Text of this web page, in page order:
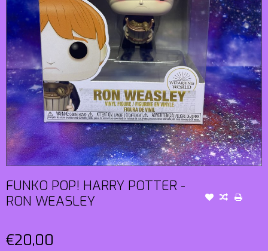
FUNKO POP! HARRY POTTER -
RON WEASLEY
€20,00